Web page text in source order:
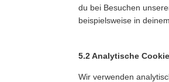
du bei Besuchen
beispielsweise in
5.2 Analytische
Wir verwenden